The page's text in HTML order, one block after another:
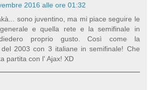
2016 alle ore 01:32
sono juventino, ma mi piace seguire le
e quella rete e la semifinale in
proprio gusto. Così come la
del 2003 con 3 italiane in semifinale! Che
partita con l' Ajax! XD